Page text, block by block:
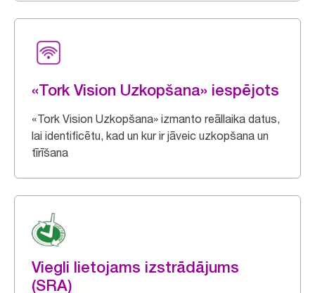
«Tork Vision Uzkopšana» iespējots
«Tork Vision Uzkopšana» izmanto reāllaika datus,
lai identificētu, kad un kur ir jāveic uzkopšana un
tīrīšana
Viegli lietojams izstrādājums
(SRA)